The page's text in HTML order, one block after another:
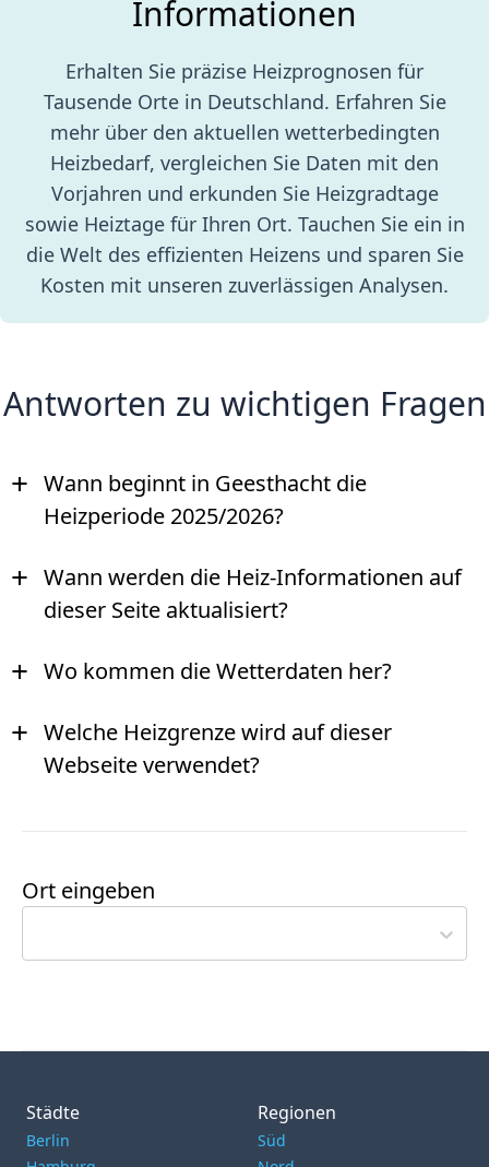
Informationen
Erhalten Sie präzise Heizprognosen für
Tausende Orte in Deutschland. Erfahren Sie
mehr über den aktuellen wetterbedingten
Heizbedarf, vergleichen Sie Daten mit den
Vorjahren und erkunden Sie Heizgradtage
sowie Heiztage für Ihren Ort. Tauchen Sie ein in
die Welt des effizienten Heizens und sparen Sie
Kosten mit unseren zuverlässigen Analysen.
Antworten zu wichtigen Fragen
+ Wann beginnt in Geesthacht die
Heizperiode 2025/2026?
+ Wann werden die Heiz-Informationen auf
dieser Seite aktualisiert?
+ Wo kommen die Wetterdaten her?
+ Welche Heizgrenze wird auf dieser
Webseite verwendet?
Ort eingeben
Städte
Berlin
Regionen
Süd